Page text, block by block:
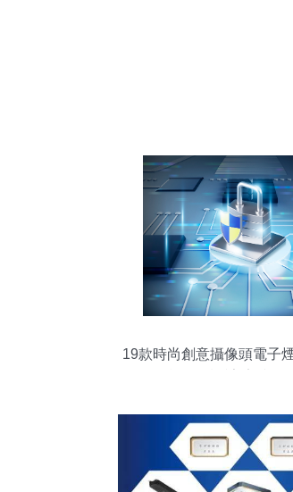
19款時尚創意攝像頭電子